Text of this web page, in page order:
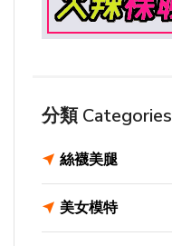
分類 Categories
絲襪美腿
美女模特